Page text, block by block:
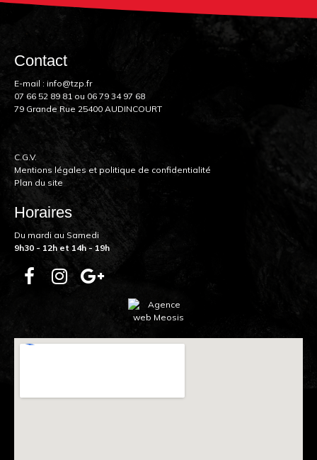
Contact
E-mail : info@tzp.fr
07 66 52 89 81 ou 06 79 34 97 68
79 Grande Rue 25400 AUDINCOURT
C.G.V.
Mentions légales et politique de confidentialité
Plan du site
Horaires
Du mardi au Samedi
9h30 - 12h et 14h - 19h